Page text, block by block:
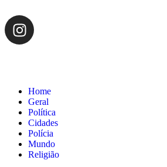
Home
Geral
Política
Cidades
Polícia
Mundo
Religião